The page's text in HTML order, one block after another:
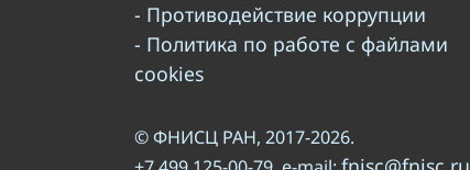
- Противодействие коррупции
- Политика по работе с файлами
cookies
© ФНИСЦ РАН, 2017-2026.